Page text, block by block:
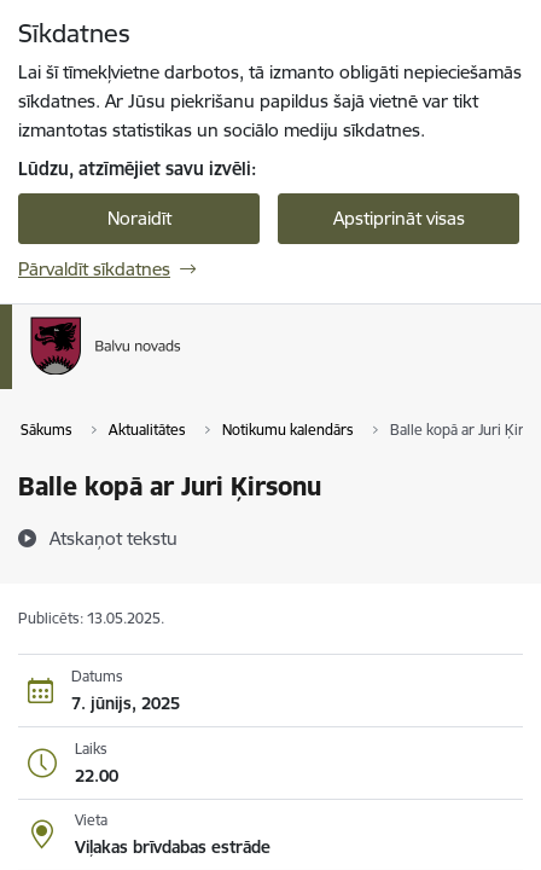
Sīkdatnes
Lai šī tīmekļvietne darbotos, tā izmanto obligāti nepieciešamās
sīkdatnes. Ar Jūsu piekrišanu papildus šajā vietnē var tikt
izmantotas statistikas un sociālo mediju sīkdatnes.
Lūdzu, atzīmējiet savu izvēli:
Noraidīt Apstiprināt visas
Pārvaldīt sīkdatnes
Sākums Aktualitātes Notikumu kalendārs Balle kopā ar Juri
Balle kopā ar Juri Ķirsonu
Atskaņot tekstu
Publicēts: 13.05.2025.
Datums
7. jūnijs, 2025
Laiks
22.00
Vieta
Viļakas brīvdabas estrāde